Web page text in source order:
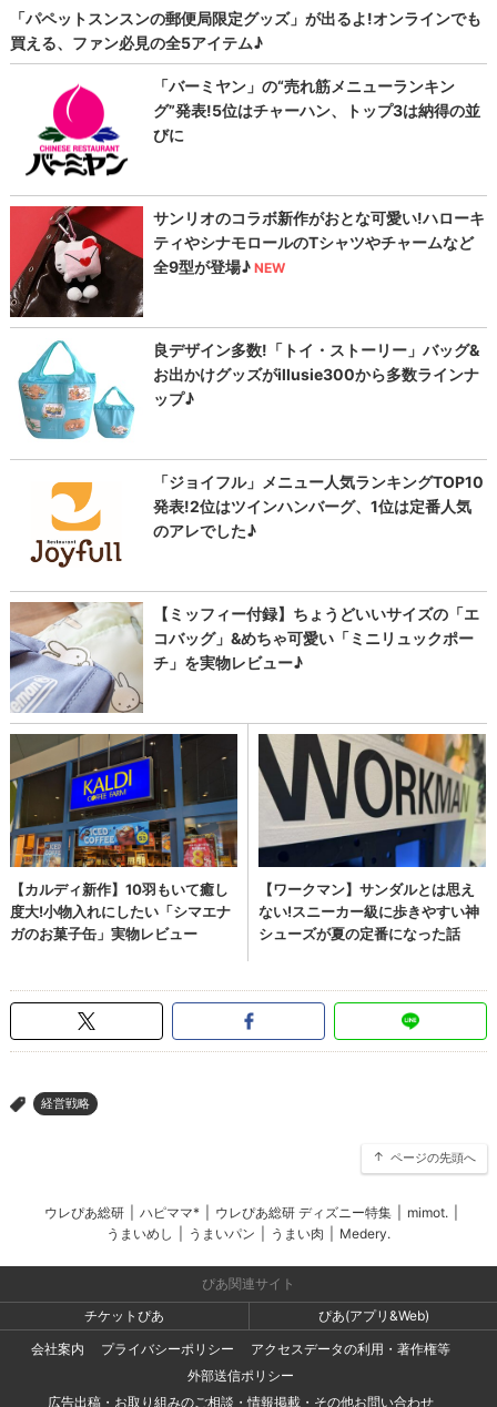
> 経営戦略
ページの先頭へ
ウレぴあ総研 ハピママ* ウレぴあ総研 ディズニー特集 mimot.
うまいめし
うまいパン うまい肉 Medery.
ぴあ関連サイト
チケットぴあ
ぴあ(アプリ&Web)
会社案内
プライバシーポリシー
アクセスデータの利用・著作権等
外部送信ポリシー
広告出稿・お取り組みのご相談・情報掲載・その他お問い合わせ